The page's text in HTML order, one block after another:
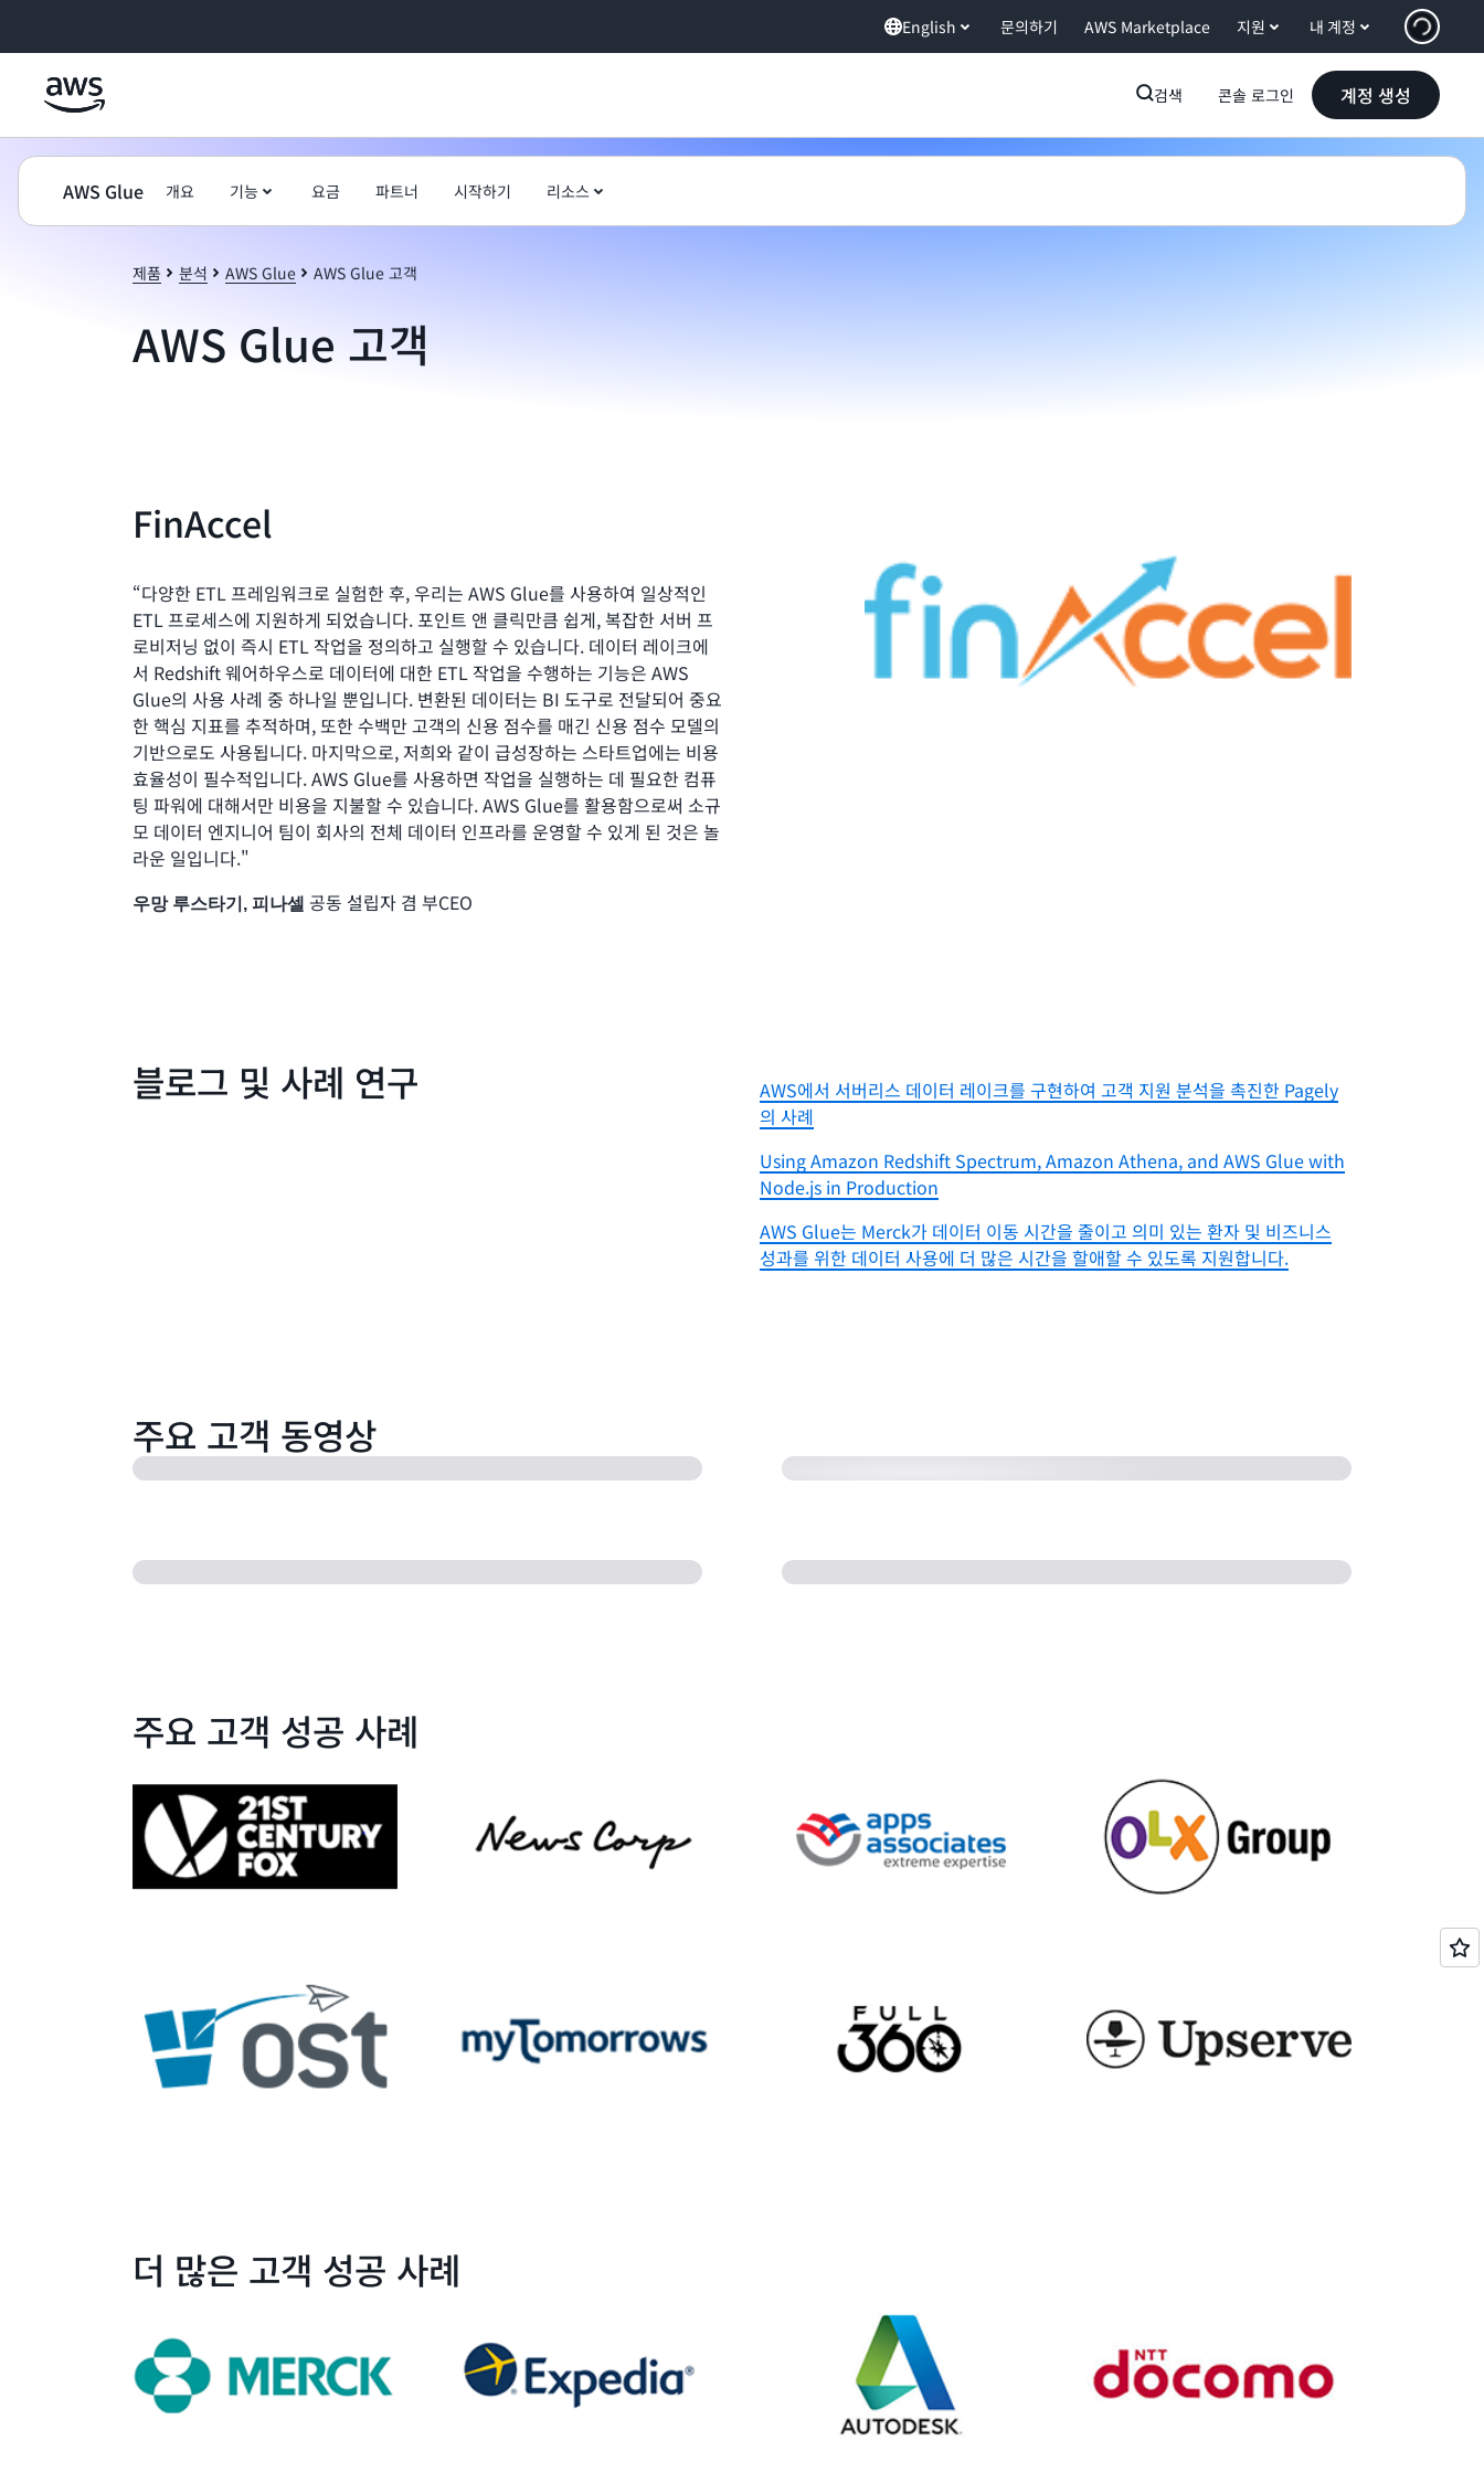
English 문의하기 AWS Marketplace 지원 내 계정
검색 콘솔 로그인 계정 생성
AWS Glue 개요 기능 요금 파트너 시작하기 리소스
제품 분석 AWS Glue AWS Glue 고객
AWS Glue 고객
FinAccel
“다양한 ETL 프레임워크로 실험한 후, 우리는 AWS Glue를 사용하여 일상적인
ETL 프로세스에 지원하게 되었습니다. 포인트 앤 클릭만큼 쉽게, 복잡한 서버 프
로비저닝 없이 즉시 ETL 작업을 정의하고 실행할 수 있습니다. 데이터 레이크에
서 Redshift 웨어하우스로 데이터에 대한 ETL 작업을 수행하는 기능은 AWS
Glue의 사용 사례 중 하나일 뿐입니다. 변환된 데이터는 BI 도구로 전달되어 중요
한 핵심 지표를 추적하며, 또한 수백만 고객의 신용 점수를 매긴 신용 점수 모델의
기반으로도 사용됩니다. 마지막으로, 저희와 같이 급성장하는 스타트업에는 비용
효율성이 필수적입니다. AWS Glue를 사용하면 작업을 실행하는 데 필요한 컴퓨
팅 파워에 대해서만 비용을 지불할 수 있습니다. AWS Glue를 활용함으로써 소규
모 데이터 엔지니어 팀이 회사의 전체 데이터 인프라를 운영할 수 있게 된 것은 놀
라운 일입니다."
우망 루스타기, 피나셀공동 설립자 겸 부CEO
블로그 및 사례 연구
AWS에서 서버리스 데이터 레이크를 구현하여 고객 지원 분석을 촉진한 Pagely
의 사례
Using Amazon Redshift Spectrum, Amazon Athena, and AWS Glue with
Node.js in Production
AWS Glue는 Merck가 데이터 이동 시간을 줄이고 의미 있는 환자 및 비즈니스
성과를 위한 데이터 사용에 더 많은 시간을 할애할 수 있도록 지원합니다.
주요 고객 동영상
주요 고객 성공 사례
더 많은 고객 성공 사례